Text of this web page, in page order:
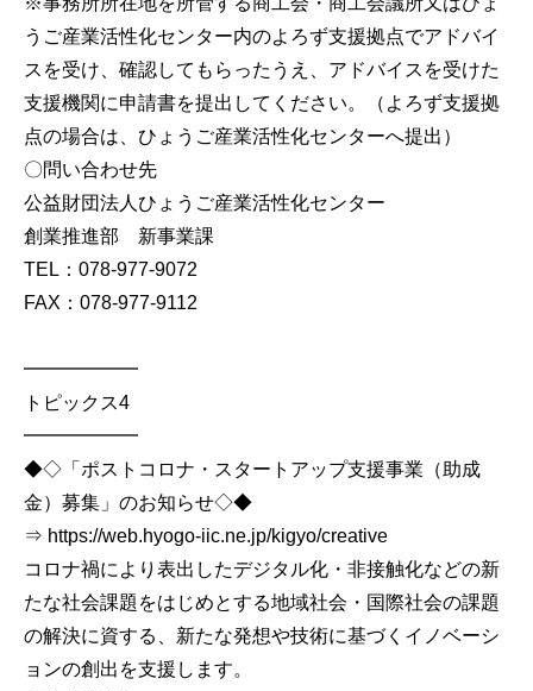
うご産業活性化センター内のよろず支援拠点でアドバイ
スを受け、確認してもらったうえ、アドバイスを受けた
支援機関に申請書を提出してください。（よろず支援拠
点の場合は、ひょうご産業活性化センターへ提出）
〇問い合わせ先
公益財団法人ひょうご産業活性化センター
創業推進部 新事業課
TEL：078-977-9072
FAX：078-977-9112
━━━━━━
トピックス4
━━━━━━
◆◇「ポストコロナ・スタートアップ支援事業（助成
金）募集」のお知らせ◇◆
⇒ https://web.hyogo-iic.ne.jp/kigyo/creative
コロナ禍により表出したデジタル化・非接触化などの新
たな社会課題をはじめとする地域社会・国際社会の課題
の解決に資する、新たな発想や技術に基づくイノベーシ
ョンの創出を支援します。